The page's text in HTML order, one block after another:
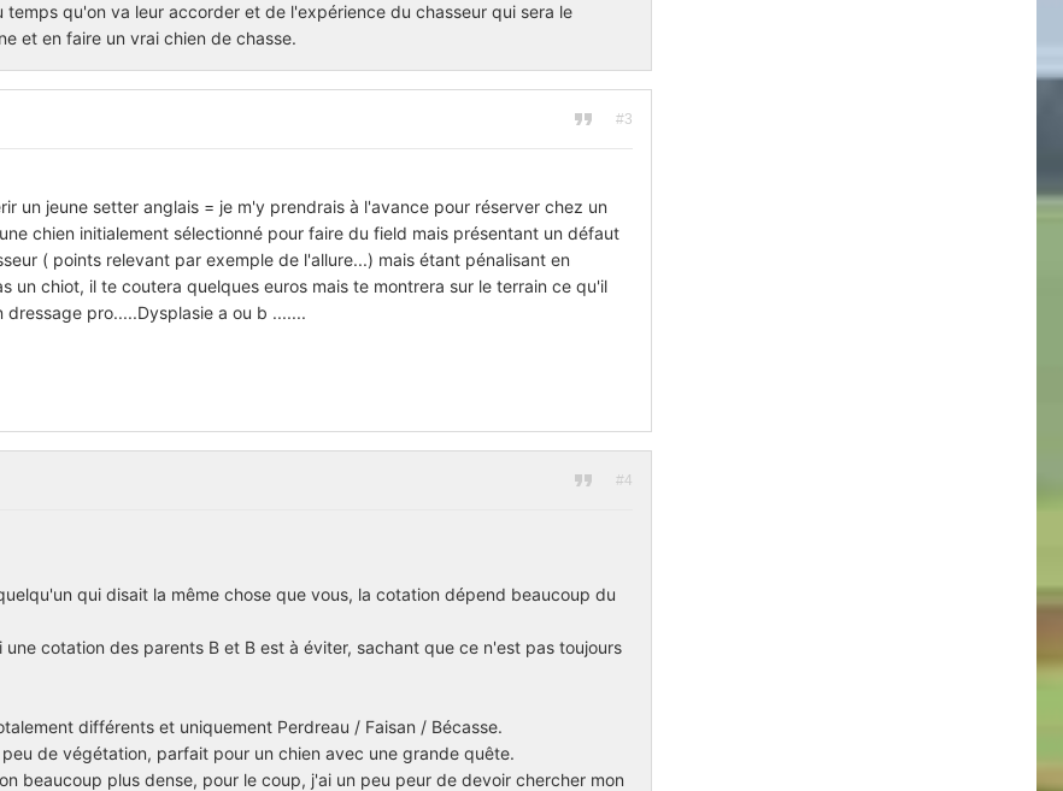
qu'on va leur accorder et de l'expérience du chasseur qui sera le
et en faire un vrai chien de chasse.
#3
un jeune setter anglais = je m'y prendrais à l'avance pour réserver chez un
chien initialement sélectionné pour faire du field mais présentant un défaut
( points relevant par exemple de l'allure...) mais étant pénalisant en
un chiot, il te coutera quelques euros mais te montrera sur le terrain ce qu'il
pro.....Dysplasie a ou b .......
#4
qui disait la même chose que vous, la cotation dépend beaucoup du
une cotation des parents B et B est à éviter, sachant que ce n'est pas toujours
différents et uniquement Perdreau / Faisan / Bécasse.
de végétation, parfait pour un chien avec une grande quête.
beaucoup plus dense, pour le coup, j'ai un peu peur de devoir chercher mon